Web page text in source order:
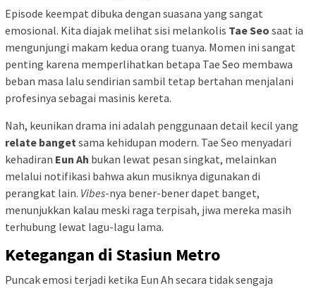
Episode keempat dibuka dengan suasana yang sangat
emosional. Kita diajak melihat sisi melankolis Tae Seo saat ia
mengunjungi makam kedua orang tuanya. Momen ini sangat
penting karena memperlihatkan betapa Tae Seo membawa
beban masa lalu sendirian sambil tetap bertahan menjalani
profesinya sebagai masinis kereta.
Nah, keunikan drama ini adalah penggunaan detail kecil yang
relate banget sama kehidupan modern. Tae Seo menyadari
kehadiran Eun Ah bukan lewat pesan singkat, melainkan
melalui notifikasi bahwa akun musiknya digunakan di
perangkat lain. Vibes-nya bener-bener dapet banget,
menunjukkan kalau meski raga terpisah, jiwa mereka masih
terhubung lewat lagu-lagu lama.
Ketegangan di Stasiun Metro
Puncak emosi terjadi ketika Eun Ah secara tidak sengaja